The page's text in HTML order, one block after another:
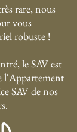
rare, nous
vous
robuste !
le SAV est
l'Appartement
SAV de nos